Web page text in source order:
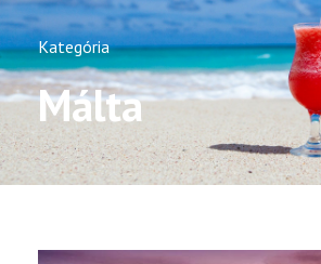
Kategória
Málta